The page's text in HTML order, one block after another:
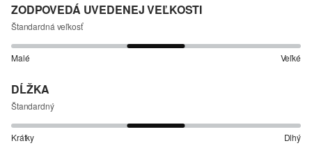
ZODPOVEDÁ UVEDENEJ VEĽKOSTI
Štandardná veľkosť
Malé Veľké
DĹŽKA
Štandardný
Krátky Dlhý